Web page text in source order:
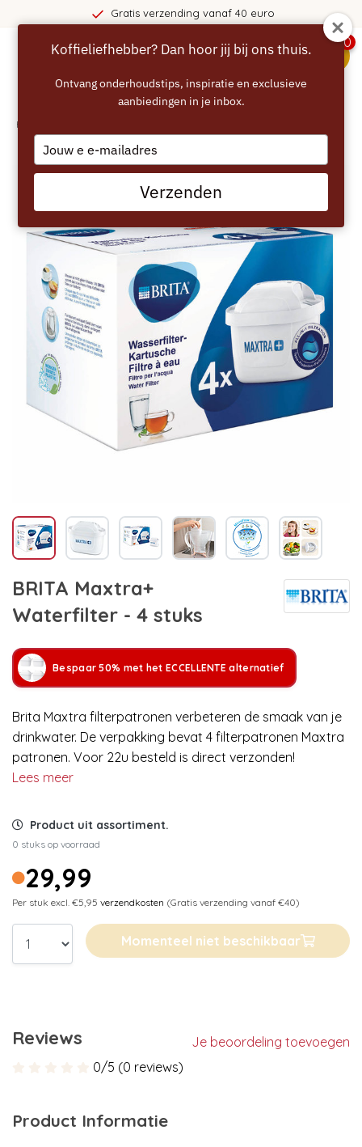
Gratis verzending vanaf 40 euro
0
Home
BRITA Maxtra+
Waterfilter - 4 stuks
Bespaar 50% met het ECCELLENTE alternatief
Brita Maxtra filterpatronen verbeteren de smaak van je
drinkwater. De verpakking bevat 4 filterpatronen Maxtra
patronen. Voor 22u besteld is direct verzonden!
Lees meer
Product uit assortiment.
0 stuks op voorraad
29,99
Per stuk excl. €5,95 verzendkosten (Gratis verzending vanaf €40)
Momenteel niet beschikbaar
Reviews
Je beoordeling toevoegen
0/5 (0 reviews)
Product Informatie
Koffieliefhebber? Dan hoor jij bij ons thuis.
Ontvang onderhoudstips, inspiratie en exclusieve
aanbiedingen in je inbox.
Type
your
email
Verzenden